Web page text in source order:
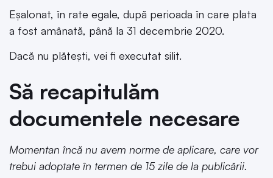
Eșalonat, în rate egale, după perioada în care plata
a fost amânată, până la 31 decembrie 2020.
Dacă nu plătești, vei fi executat silit.
Să recapitulăm
documentele necesare
Momentan încă nu avem norme de aplicare, care vor
trebui adoptate în termen de 15 zile de la publicării.